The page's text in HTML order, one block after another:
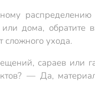
распределению
дома, обратите
сложного ухода.
сараев или
— Да,